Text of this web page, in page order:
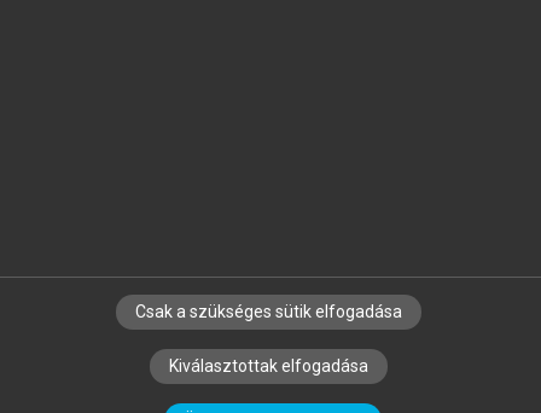
SZERZŐKNEK CÉGEKNEK KÖNYVTÁROSOKNAK
SZERKESZTÉSI ÉS LEKTORÁLÁSI ALAPELVEK
Csak a szükséges sütik elfogadása
Kiválasztottak elfogadása